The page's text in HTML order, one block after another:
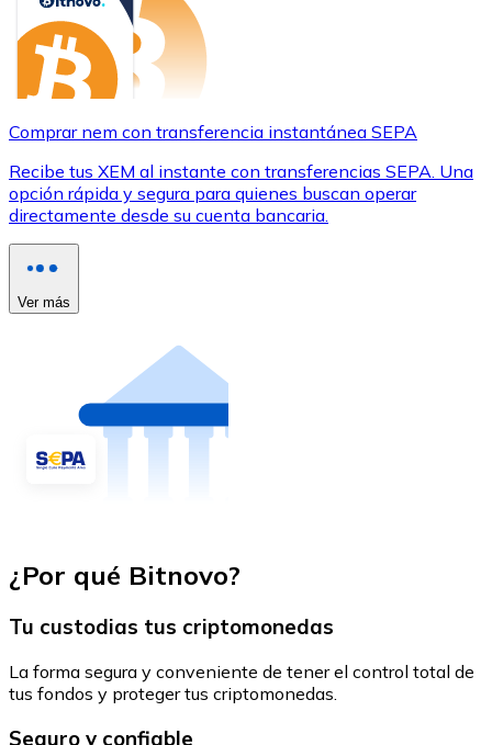
Comprar nem con transferencia instantánea SEPA
Recibe tus XEM al instante con transferencias SEPA. Una
opción rápida y segura para quienes buscan operar
directamente desde su cuenta bancaria.
Ver más
¿Por qué Bitnovo?
Tu custodias tus criptomonedas
La forma segura y conveniente de tener el control total de
tus fondos y proteger tus criptomonedas.
Seguro y confiable